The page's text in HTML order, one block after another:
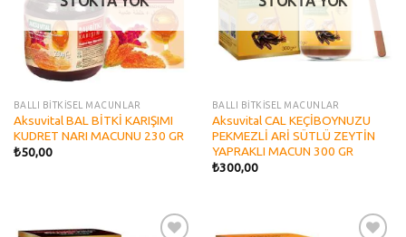
BALLI BİTKİSEL MACUNLAR
Aksuvital BAL BİTKİ KARIŞIMI
KUDRET NARI MACUNU 230 GR
₺50,00
BALLI BİTKİSEL MACUNLAR
Aksuvital CAL KEÇİBOYNUZU
PEKMEZLİ ARİ SÜTLÜ ZEYTİN
YAPRAKLI MACUN 300 GR
₺300,00